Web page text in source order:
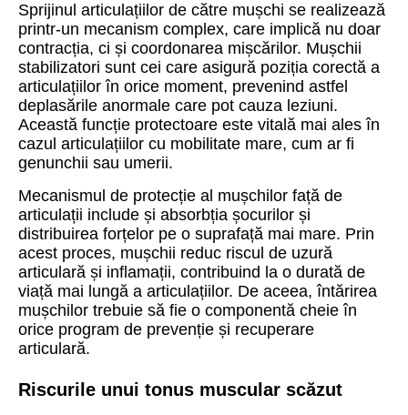
Sprijinul articulațiilor de către mușchi se realizează
printr-un mecanism complex, care implică nu doar
contracția, ci și coordonarea mișcărilor. Mușchii
stabilizatori sunt cei care asigură poziția corectă a
articulațiilor în orice moment, prevenind astfel
deplasările anormale care pot cauza leziuni.
Această funcție protectoare este vitală mai ales în
cazul articulațiilor cu mobilitate mare, cum ar fi
genunchii sau umerii.
Mecanismul de protecție al mușchilor față de
articulații include și absorbția șocurilor și
distribuirea forțelor pe o suprafață mai mare. Prin
acest proces, mușchii reduc riscul de uzură
articulară și inflamații, contribuind la o durată de
viață mai lungă a articulațiilor. De aceea, întărirea
mușchilor trebuie să fie o componentă cheie în
orice program de prevenție și recuperare
articulară.
Riscurile unui tonus muscular scăzut